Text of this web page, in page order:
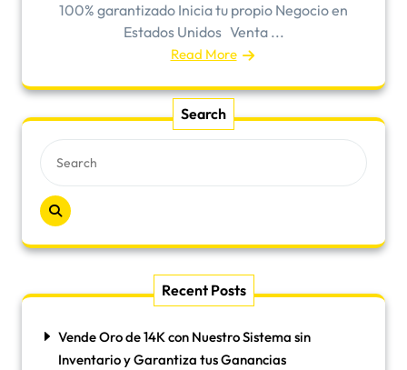
100% garantizado Inicia tu propio Negocio en
Estados Unidos Venta ...
Read More
Search
Recent Posts
Vende Oro de 14K con Nuestro Sistema sin
Inventario y Garantiza tus Ganancias